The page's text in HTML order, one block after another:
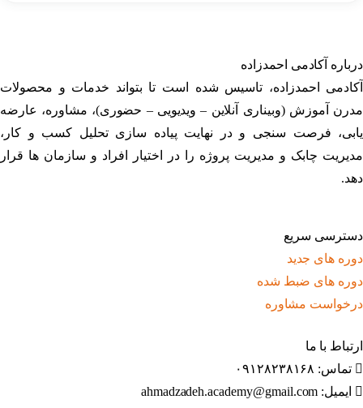
درباره آکادمی احمدزاده
آکادمی احمدزاده، تاسیس شده است تا بتواند خدمات و محصولات
مدرن آموزش (وبیناری آنلاین – ویدیویی – حضوری)، مشاوره، عارضه
یابی، فرصت سنجی و در نهایت پیاده سازی تحلیل کسب و کار،
مدیریت چابک و مدیریت پروژه را در اختیار افراد و سازمان ها قرار
دهد.
دسترسی سریع
دوره های جدید
دوره های ضبط شده
درخواست مشاوره
ارتباط با ما
تماس: ۰۹۱۲۸۲۳۸۱۶۸
ایمیل: ahmadzadeh.academy@gmail.com